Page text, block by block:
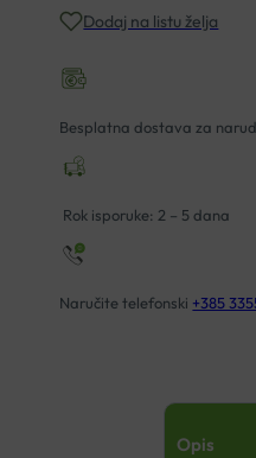
PASTILE
KOM
količina
Dodaj na listu želja
Besplatna dostava za
Rok isporuke: 2 – 5 dana
Naručite telefonski +385
Opis